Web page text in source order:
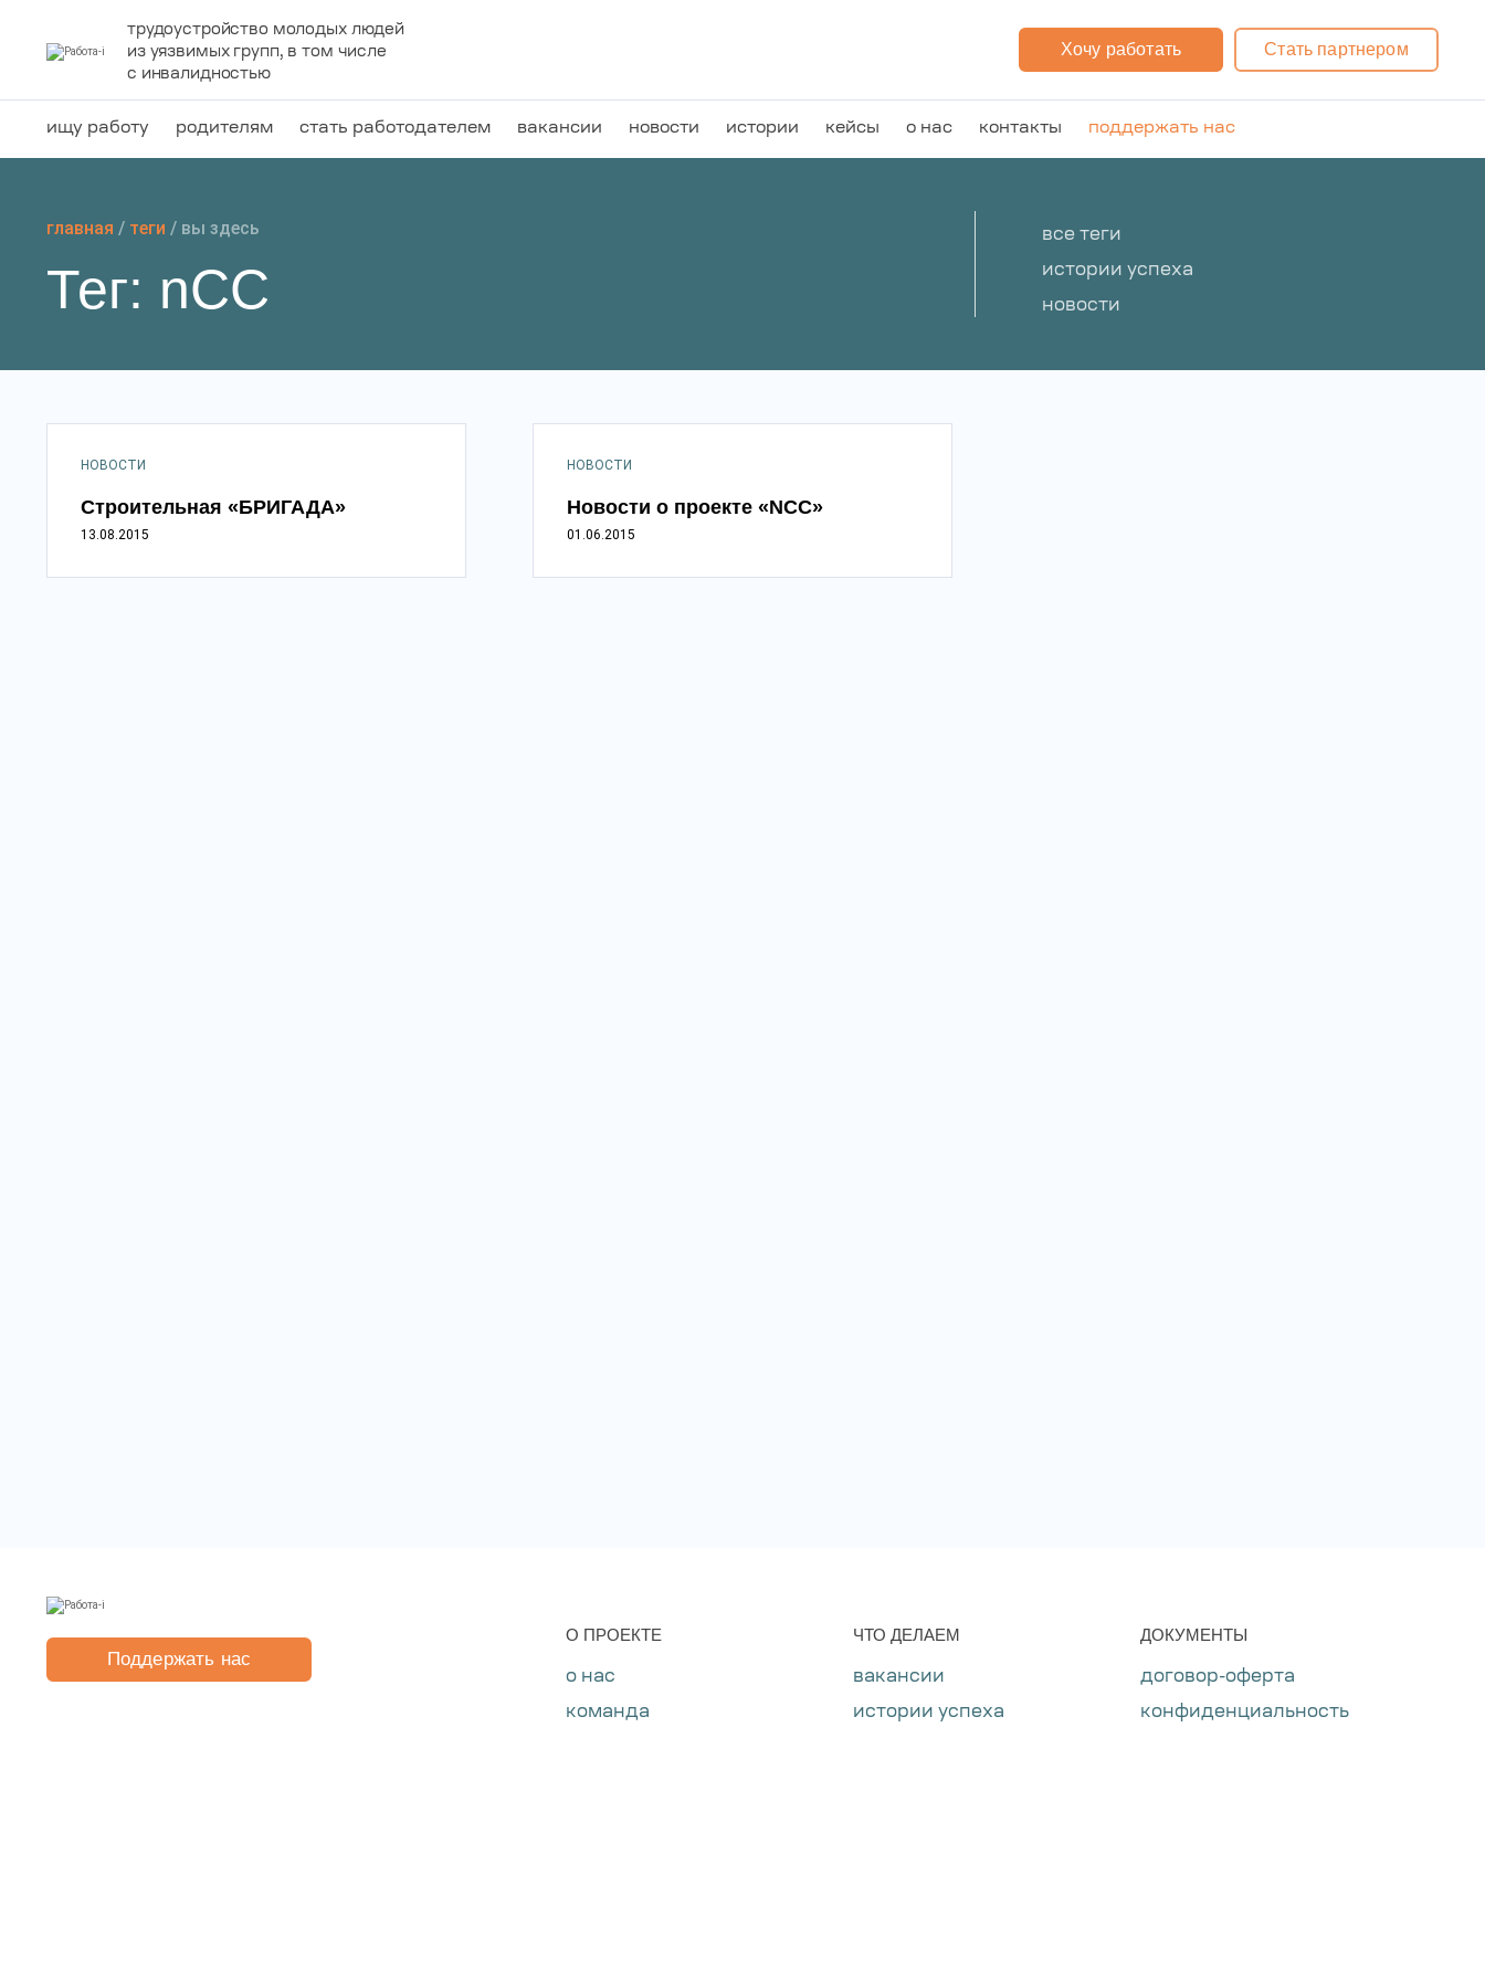
трудоустройство молодых людей
из уязвимых групп, в том числе
с инвалидностью
Хочу работать Стать партнером
ищу работу родителям стать работодателем вакансии новости истории кейсы о нас контакты поддержать нас
главная / теги / вы здесь
Тег: nCC
все теги
истории успеха
новости
НОВОСТИ
Строительная «БРИГАДА»
13.08.2015
НОВОСТИ
Новости о проекте «NCC»
01.06.2015
Поддержать нас
O ПРОЕКТЕ
о нас
команда
ЧТО ДЕЛАЕМ
вакансии
истории успеха
ДОКУМЕНТЫ
договор-оферта
конфиденциальность